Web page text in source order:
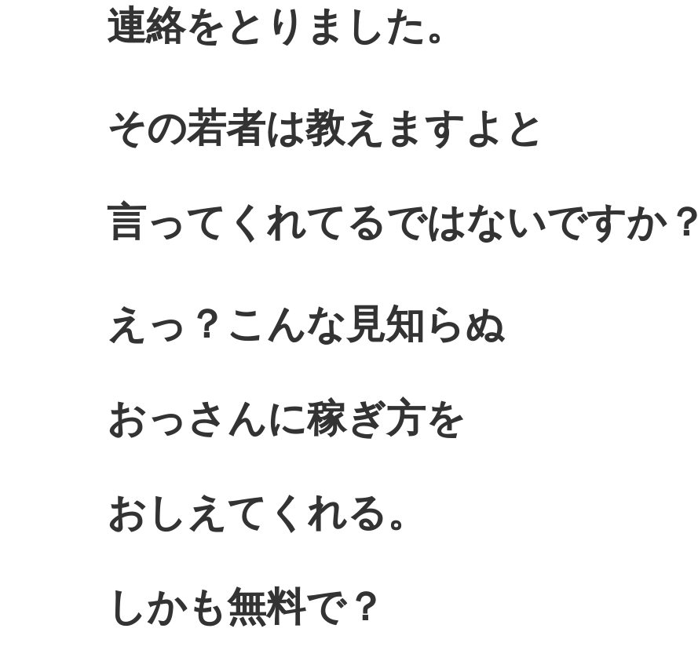
連絡をとりました。
その若者は教えますよと
言ってくれてるではないですか？
えっ？こんな見知らぬ
おっさんに稼ぎ方を
おしえてくれる。
しかも無料で？